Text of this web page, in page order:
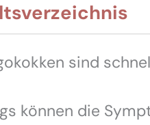
sind
können die